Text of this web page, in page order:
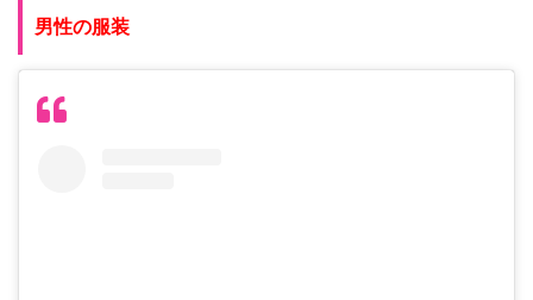
男性の服装